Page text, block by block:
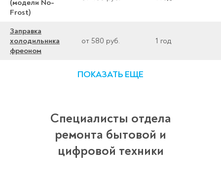
(модели No-
Frost)
Заправка
холодильника
фреоном
от 580 руб. 1 год
ПОКАЗАТЬ ЕЩЕ
Специалисты отдела
ремонта бытовой и
цифровой техники